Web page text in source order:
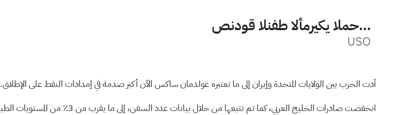
صندوق النفط الأمريكي المحدود LP
USO
أدت الحرب بين الولايات المتحدة وإيران إلى ما تعتبره غولدمان ساكس الآن أكبر صدمة في إمدادات النفط على الإطلاق.